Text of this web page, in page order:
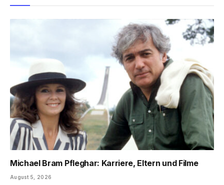
Michael Bram Pfleghar: Karriere, Eltern und Filme
August 5, 2026